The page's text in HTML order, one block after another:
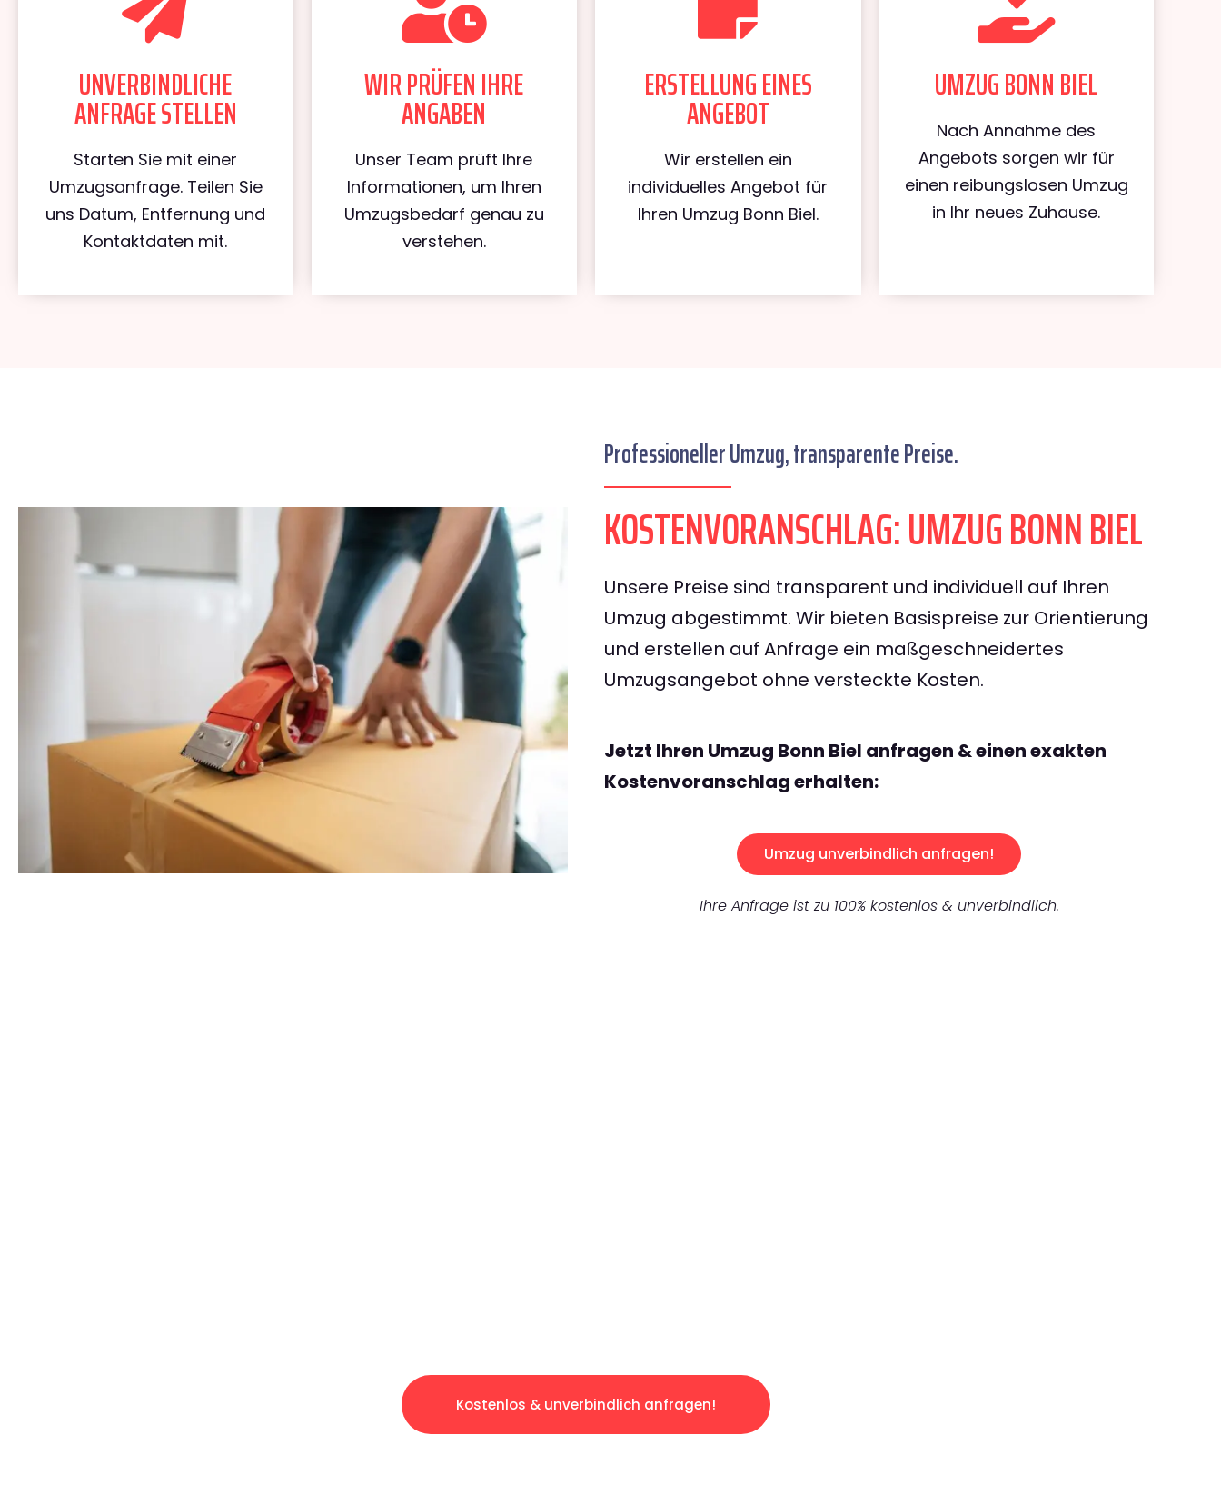
UNVERBINDLICHE
ANFRAGE STELLEN
Starten Sie mit einer
Umzugsanfrage. Teilen Sie
uns Datum, Entfernung und
Kontaktdaten mit.
WIR PRÜFEN IHRE
ANGABEN
Unser Team prüft Ihre
Informationen, um Ihren
Umzugsbedarf genau zu
verstehen.
ERSTELLUNG EINES
ANGEBOT
Wir erstellen ein
individuelles Angebot für
Ihren Umzug Bonn Biel.
UMZUG BONN BIEL
Nach Annahme des
Angebots sorgen wir für
einen reibungslosen Umzug
in Ihr neues Zuhause.
Professioneller Umzug, transparente Preise.
KOSTENVORANSCHLAG: UMZUG BONN BIEL
Unsere Preise sind transparent und individuell auf Ihren
Umzug abgestimmt. Wir bieten Basispreise zur Orientierung
und erstellen auf Anfrage ein maßgeschneidertes
Umzugsangebot ohne versteckte Kosten.
Jetzt Ihren Umzug Bonn Biel anfragen & einen exakten
Kostenvoranschlag erhalten:
Umzug unverbindlich anfragen!
Ihre Anfrage ist zu 100% kostenlos & unverbindlich.
Kostenlos & unverbindlich anfragen!